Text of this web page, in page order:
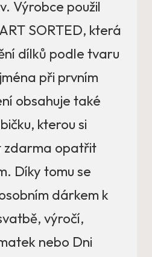
Výrobce použil
SORTED, která
dílků podle tvaru
při prvním
obsahuje také
kterou si
zdarma opatřit
Díky tomu se
dárkem k
výročí,
nebo Dni